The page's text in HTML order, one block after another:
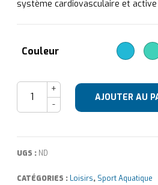
système cardiovasculaire et
Couleur
quantité de Aquaness TR1
AJOUTER AU
UGS : ND
CATÉGORIES : Loisirs, Sport Aquatique